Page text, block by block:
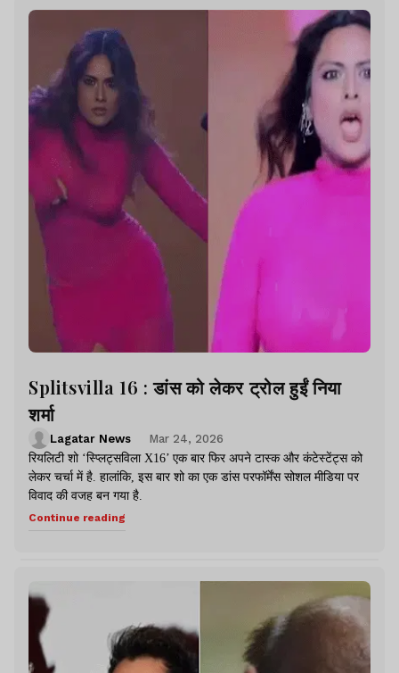
Splitsvilla 16 : डांस को लेकर ट्रोल हुईं निया
शर्मा
Lagatar News
Mar 24, 2026
रियलिटी शो ‘स्प्लिट्सविला X16’ एक बार फिर अपने टास्क और कंटेस्टेंट्स को
लेकर चर्चा में है. हालांकि, इस बार शो का एक डांस परफॉर्मेंस सोशल मीडिया पर
विवाद की वजह बन गया है.
Continue reading